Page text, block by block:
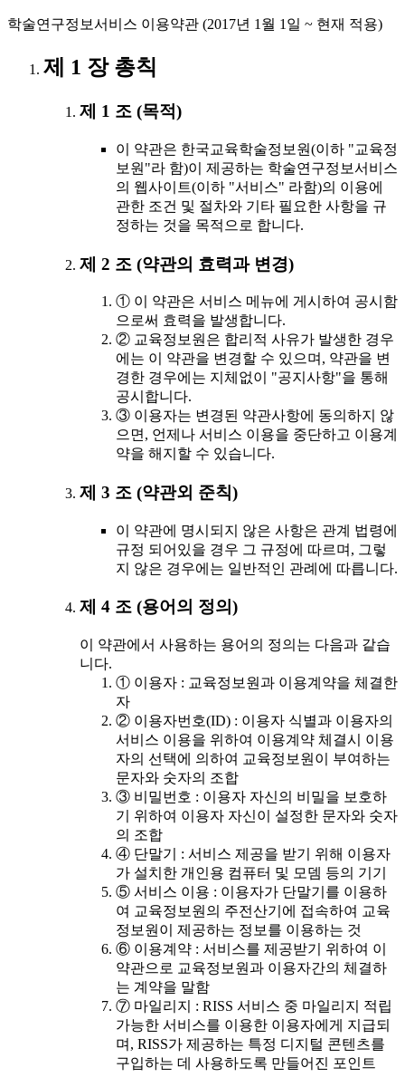
학술연구정보서비스 이용약관 (2017년 1월 1일 ~ 현재 적용)
제 1 장 총칙
제 1 조 (목적)
이 약관은 한국교육학술정보원(이하 "교육정
보원"라 함)이 제공하는 학술연구정보서비스
의 웹사이트(이하 "서비스" 라함)의 이용에
관한 조건 및 절차와 기타 필요한 사항을 규
정하는 것을 목적으로 합니다.
제 2 조 (약관의 효력과 변경)
① 이 약관은 서비스 메뉴에 게시하여 공시함
으로써 효력을 발생합니다.
② 교육정보원은 합리적 사유가 발생한 경우
에는 이 약관을 변경할 수 있으며, 약관을 변
경한 경우에는 지체없이 "공지사항"을 통해
공시합니다.
③ 이용자는 변경된 약관사항에 동의하지 않
으면, 언제나 서비스 이용을 중단하고 이용계
약을 해지할 수 있습니다.
제 3 조 (약관외 준칙)
이 약관에 명시되지 않은 사항은 관계 법령에
규정 되어있을 경우 그 규정에 따르며, 그렇
지 않은 경우에는 일반적인 관례에 따릅니다.
제 4 조 (용어의 정의)
이 약관에서 사용하는 용어의 정의는 다음과 같습
니다.
① 이용자 : 교육정보원과 이용계약을 체결한
자
② 이용자번호(ID) : 이용자 식별과 이용자의
서비스 이용을 위하여 이용계약 체결시 이용
자의 선택에 의하여 교육정보원이 부여하는
문자와 숫자의 조합
③ 비밀번호 : 이용자 자신의 비밀을 보호하
기 위하여 이용자 자신이 설정한 문자와 숫자
의 조합
④ 단말기 : 서비스 제공을 받기 위해 이용자
가 설치한 개인용 컴퓨터 및 모뎀 등의 기기
⑤ 서비스 이용 : 이용자가 단말기를 이용하
여 교육정보원의 주전산기에 접속하여 교육
정보원이 제공하는 정보를 이용하는 것
⑥ 이용계약 : 서비스를 제공받기 위하여 이
약관으로 교육정보원과 이용자간의 체결하
는 계약을 말함
⑦ 마일리지 : RISS 서비스 중 마일리지 적립
가능한 서비스를 이용한 이용자에게 지급되
며, RISS가 제공하는 특정 디지털 콘텐츠를
구입하는 데 사용하도록 만들어진 포인트